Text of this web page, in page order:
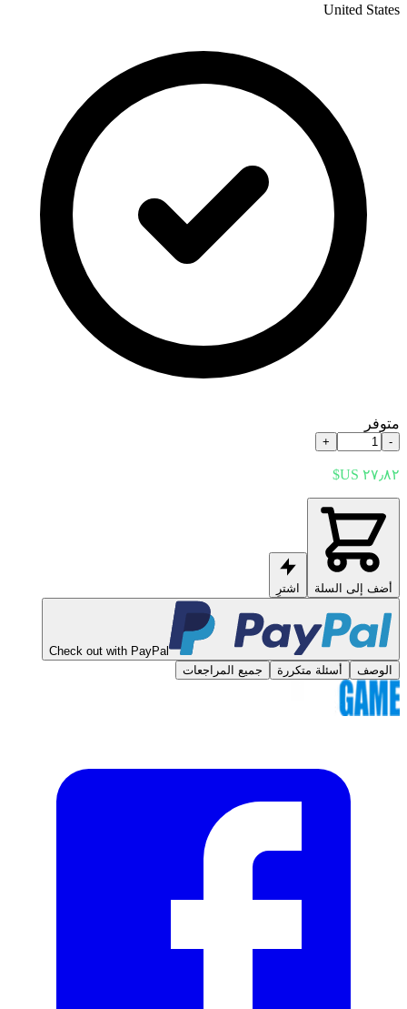
United States
متوفر
-
+
أضف إلى السلة اشترِ
Check out with PayPal
الوصف
أسئلة متكررة جميع المراجعات